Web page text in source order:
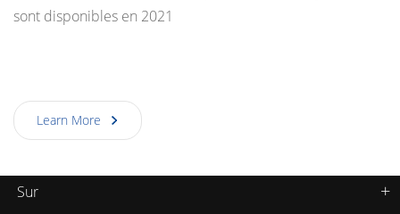
sont disponibles en 2021
Learn More
Sur